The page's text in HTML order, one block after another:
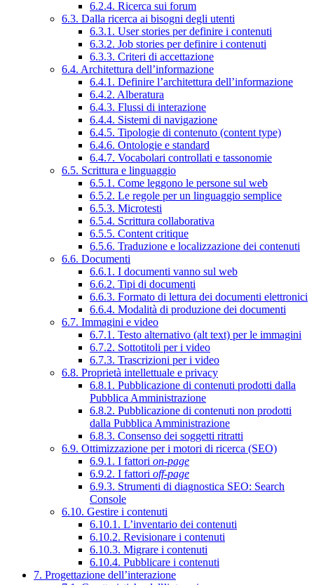
6.2.4. Ricerca sui forum
6.3. Dalla ricerca ai bisogni degli utenti
6.3.1. User stories per definire i contenuti
6.3.2. Job stories per definire i contenuti
6.3.3. Criteri di accettazione
6.4. Architettura dell’informazione
6.4.1. Definire l’architettura dell’informazione
6.4.2. Alberatura
6.4.3. Flussi di interazione
6.4.4. Sistemi di navigazione
6.4.5. Tipologie di contenuto (content type)
6.4.6. Ontologie e standard
6.4.7. Vocabolari controllati e tassonomie
6.5. Scrittura e linguaggio
6.5.1. Come leggono le persone sul web
6.5.2. Le regole per un linguaggio semplice
6.5.3. Microtesti
6.5.4. Scrittura collaborativa
6.5.5. Content critique
6.5.6. Traduzione e localizzazione dei contenuti
6.6. Documenti
6.6.1. I documenti vanno sul web
6.6.2. Tipi di documenti
6.6.3. Formato di lettura dei documenti elettronici
6.6.4. Modalità di produzione dei documenti
6.7. Immagini e video
6.7.1. Testo alternativo (alt text) per le immagini
6.7.2. Sottotitoli per i video
6.7.3. Trascrizioni per i video
6.8. Proprietà intellettuale e privacy
6.8.1. Pubblicazione di contenuti prodotti dalla
Pubblica Amministrazione
6.8.2. Pubblicazione di contenuti non prodotti
dalla Pubblica Amministrazione
6.8.3. Consenso dei soggetti ritratti
6.9. Ottimizzazione per i motori di ricerca (SEO)
6.9.1. I fattori on-page
6.9.2. I fattori off-page
6.9.3. Strumenti di diagnostica SEO: Search
Console
6.10. Gestire i contenuti
6.10.1. L’inventario dei contenuti
6.10.2. Revisionare i contenuti
6.10.3. Migrare i contenuti
6.10.4. Pubblicare i contenuti
7. Progettazione dell’interazione